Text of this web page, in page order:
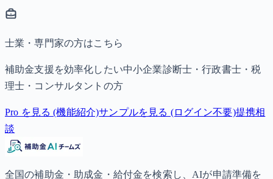
士業・専門家の方はこちら
補助金支援を効率化したい中小企業診断士・行政書士・税
理士・コンサルタントの方
Pro を見る (機能紹介)サンプルを見る (ログイン不要)提携相
談
全国の補助金・助成金・給付金を検索し、AIが申請準備を